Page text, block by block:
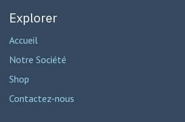
Explorer
Accueil
Notre Société
Shop
Contactez-nous